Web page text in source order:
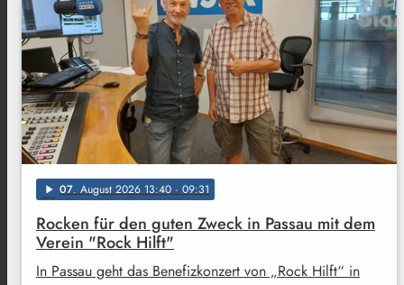
play_arrow 07. August 2026 13:40 · 09:31
Rocken für den guten Zweck in Passau mit dem
Verein "Rock Hilft"
In Passau geht das Benefizkonzert von „Rock Hilft“ in